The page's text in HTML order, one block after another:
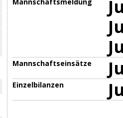
Mannschaftseinsätze
Einzelbilanzen